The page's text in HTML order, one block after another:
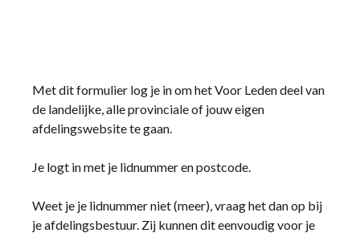
Met dit formulier log je in om het Voor Leden deel van
de landelijke, alle provinciale of jouw eigen
afdelingswebsite te gaan.
Je logt in met je lidnummer en postcode.
Weet je je lidnummer niet (meer), vraag het dan op bij
je afdelingsbestuur. Zij kunnen dit eenvoudig voor je